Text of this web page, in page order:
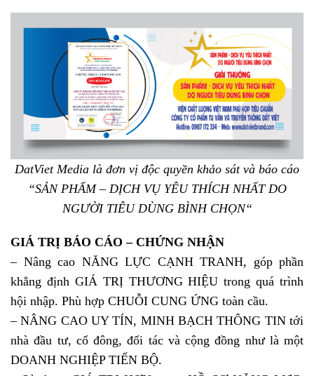
DatViet Media là đơn vị độc quyền khảo sát và báo cáo
“SẢN PHẨM – DỊCH VỤ YÊU THÍCH NHẤT DO
NGƯỜI TIÊU DÙNG BÌNH CHỌN“
GIÁ TRỊ BÁO CÁO – CHỨNG NHẬN
– Nâng cao NĂNG LỰC CẠNH TRANH, góp phần
khẳng định GIÁ TRỊ THƯƠNG HIỆU trong quá trình
hội nhập. Phù hợp CHUỖI CUNG ỨNG toàn cầu.
– NÂNG CAO UY TÍN, MINH BẠCH THÔNG TIN tới
nhà đầu tư, cổ đông, đối tác và cộng đồng như là một
DOANH NGHIỆP TIẾN BỘ.